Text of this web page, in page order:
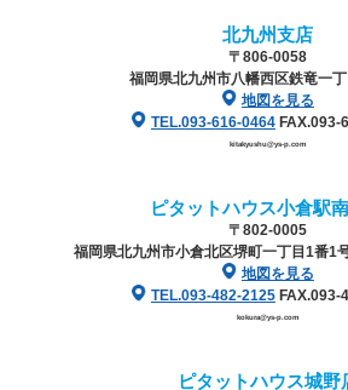
北九州支店
〒806-0058
福岡県北九州市八幡西区鉄竜一
地図を見る
TEL.093-616-0464FAX.093-
kitakyushu@ys-p.com
ピタットハウス小倉駅
〒802-0005
福岡県北九州市小倉北区堺町一丁目1番1
地図を見る
TEL.093-482-2125FAX.093-
kokura@ys-p.com
ピタットハウス城野